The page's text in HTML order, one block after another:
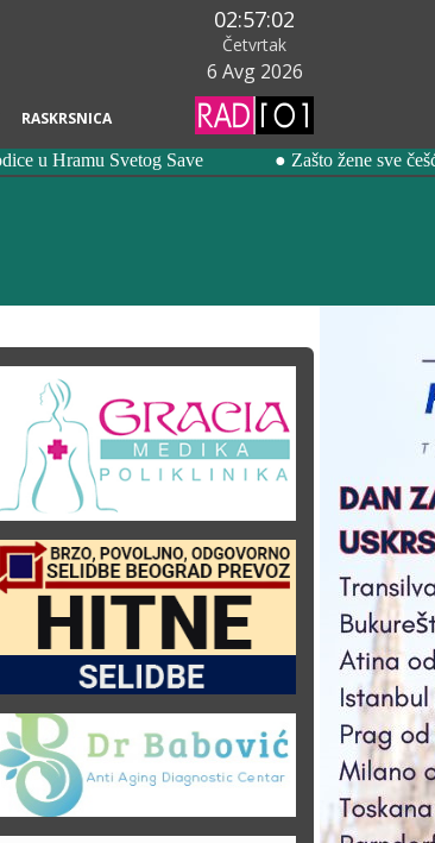
RASKRSNICA
02:57:03
Četvrtak
6 Avg 2026